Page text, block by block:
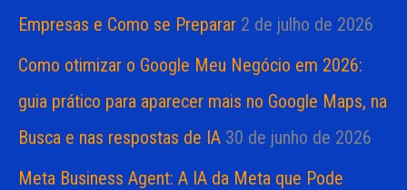
Empresas e Como se Preparar 2 de julho de 2026
Como otimizar o Google Meu Negócio em 2026:
guia prático para aparecer mais no Google Maps, na
Busca e nas respostas de IA 30 de junho de 2026
Meta Business Agent: A IA da Meta que Pode